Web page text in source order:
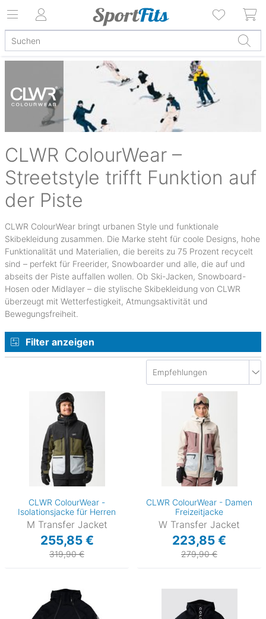
CLWR ColourWear –
Streetstyle trifft Funktion auf
der Piste
CLWR ColourWear bringt urbanen Style und funktionale
Skibekleidung zusammen. Die Marke steht für coole Designs, hohe
Funktionalität und Materialien, die bereits zu 75 Prozent recycelt
sind – perfekt für Freerider, Snowboarder und alle, die auf und
abseits der Piste auffallen wollen. Ob Ski-Jacken, Snowboard-
Hosen oder Midlayer – die stylische Skibekleidung von CLWR
überzeugt mit Wetterfestigkeit, Atmungsaktivität und
Bewegungsfreiheit.
Filter anzeigen
CLWR ColourWear -
Isolationsjacke für Herren
M Transfer Jacket
255,85 €
319,90 €
CLWR ColourWear - Damen
Freizeitjacke
W Transfer Jacket
223,85 €
279,90 €